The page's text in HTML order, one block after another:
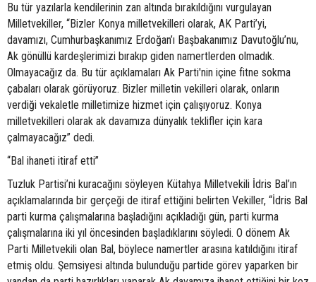
Bu tür yazılarla kendilerinin zan altında bırakıldığını vurgulayan
Milletvekiller, “Bizler Konya milletvekilleri olarak, AK Parti’yi,
davamızı, Cumhurbaşkanımız Erdoğan’ı Başbakanımız Davutoğlu’nu,
Ak gönüllü kardeşlerimizi bırakıp giden namertlerden olmadık.
Olmayacağız da. Bu tür açıklamaları Ak Parti'nin içine fitne sokma
çabaları olarak görüyoruz. Bizler milletin vekilleri olarak, onların
verdiği vekaletle milletimize hizmet için çalışıyoruz. Konya
milletvekilleri olarak ak davamıza dünyalık teklifler için kara
çalmayacağız” dedi.
“Bal ihaneti itiraf etti”
Tuzluk Partisi’ni kuracağını söyleyen Kütahya Milletvekili İdris Bal’ın
açıklamalarında bir gerçeği de itiraf ettiğini belirten Vekiller, “İdris Bal
parti kurma çalışmalarına başladığını açıkladığı gün, parti kurma
çalışmalarına iki yıl öncesinden başladıklarını söyledi. O dönem Ak
Parti Milletvekili olan Bal, böylece namertler arasına katıldığını itiraf
etmiş oldu. Şemsiyesi altında bulunduğu partide görev yaparken bir